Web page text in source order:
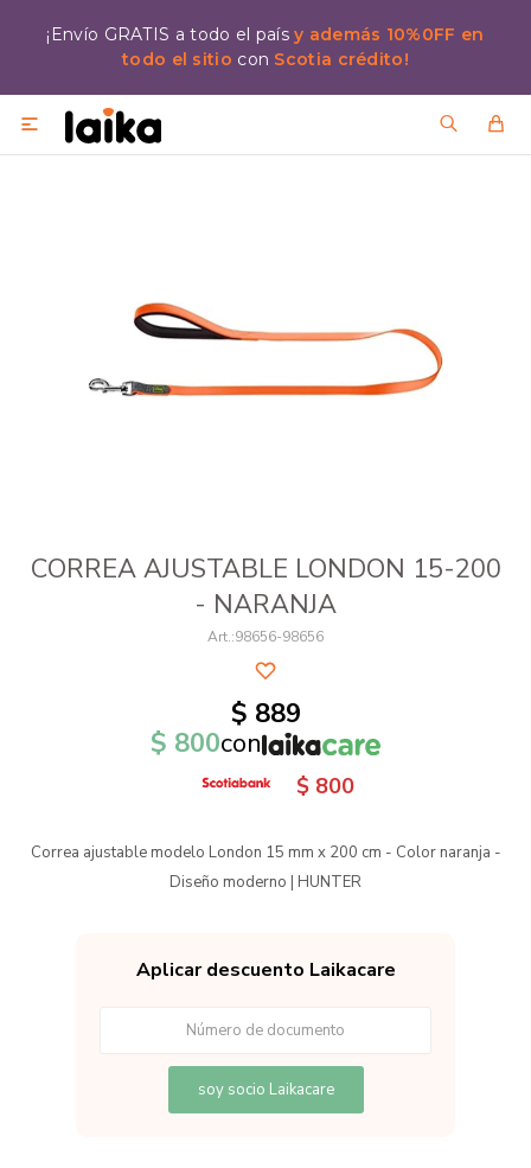
¡Envío GRATIS a todo el paísy además 10%0FF en
todo el sitio con Scotia crédito!

CORREA AJUSTABLE LONDON 15-200
- NARANJA
98656-98656
$ 889
$ 800con
$ 800
Correa ajustable modelo London 15 mm x 200 cm - Color naranja -
Diseño moderno | HUNTER
Aplicar descuento Laikacare
soy socio Laikacare